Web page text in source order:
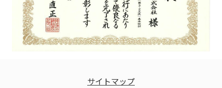
サイトマップ